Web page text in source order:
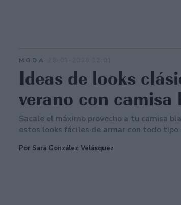
MODA
Ideas de looks
verano con camisa
Sacale el máximo provecho a tu camisa
estos looks fáciles de armar con todo tipo
Por Sara González Velásquez